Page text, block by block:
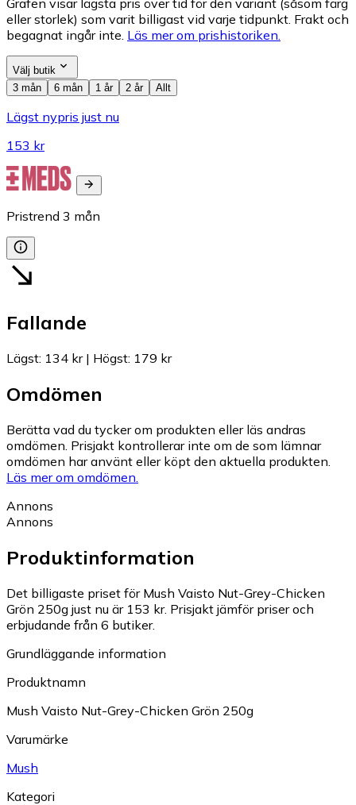
Grafen visar lägsta pris över tid för den variant (såsom färg
eller storlek) som varit billigast vid varje tidpunkt. Frakt och
begagnat ingår inte. Läs mer om prishistoriken.
Välj butik
3 mån
6 mån 1 år 2 år Allt
Lägst nypris just nu
153 kr
Pristrend 3 mån
Fallande
Lägst: 134 kr| Högst: 179 kr
Omdömen
Berätta vad du tycker om produkten eller läs andras
omdömen. Prisjakt kontrollerar inte om de som lämnar
omdömen har använt eller köpt den aktuella produkten.
Läs mer om omdömen.
Annons
Annons
Produktinformation
Det billigaste priset för Mush Vaisto Nut-Grey-Chicken
Grön 250g just nu är 153 kr. Prisjakt jämför priser och
erbjudande från 6 butiker.
Grundläggande information
Produktnamn
Mush Vaisto Nut-Grey-Chicken Grön 250g
Varumärke
Mush
Kategori